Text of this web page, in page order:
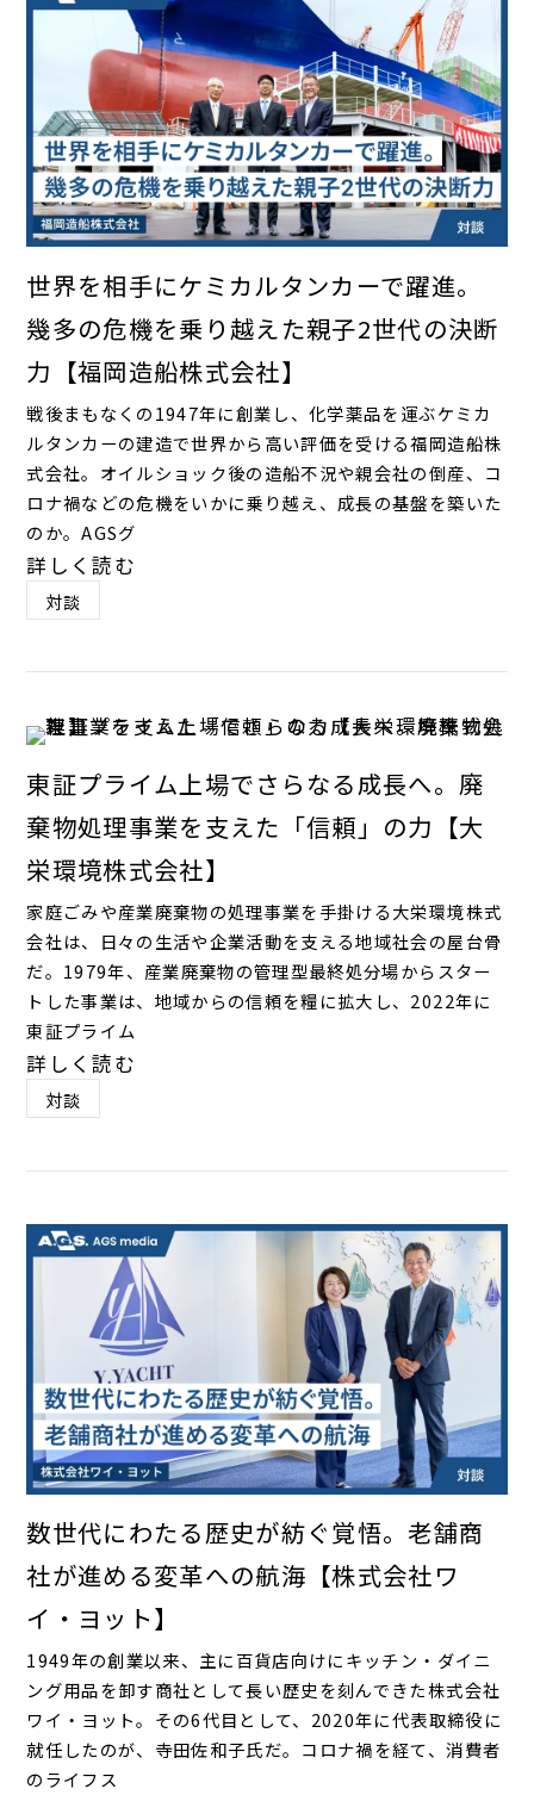
世界を相手にケミカルタンカーで躍進。
幾多の危機を乗り越えた親子2世代の決断
力【福岡造船株式会社】
戦後まもなくの1947年に創業し、化学薬品を運ぶケミカ
ルタンカーの建造で世界から高い評価を受ける福岡造船株
式会社。オイルショック後の造船不況や親会社の倒産、コ
ロナ禍などの危機をいかに乗り越え、成長の基盤を築いた
のか。AGSグ
詳しく読む
対談
東証プライム上場でさらなる成長へ。廃
棄物処理事業を支えた「信頼」の力【大
栄環境株式会社】
家庭ごみや産業廃棄物の処理事業を手掛ける大栄環境株式
会社は、日々の生活や企業活動を支える地域社会の屋台骨
だ。1979年、産業廃棄物の管理型最終処分場からスター
トした事業は、地域からの信頼を糧に拡大し、2022年に
東証プライム
詳しく読む
対談
数世代にわたる歴史が紡ぐ覚悟。老舗商
社が進める変革への航海【株式会社ワ
イ・ヨット】
1949年の創業以来、主に百貨店向けにキッチン・ダイニ
ング用品を卸す商社として長い歴史を刻んできた株式会社
ワイ・ヨット。その6代目として、2020年に代表取締役に
就任したのが、寺田佐和子氏だ。コロナ禍を経て、消費者
のライフス